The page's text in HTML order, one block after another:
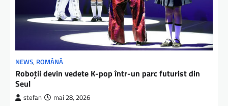
NEWS, ROMÂNĂ
Roboții devin vedete K-pop într-un parc futurist din
Seul
stefan mai 28, 2026